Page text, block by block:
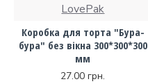
LovePak
Коробка для торта "Бура-
бура" без вікна 300*300*300
мм
27.00 грн.